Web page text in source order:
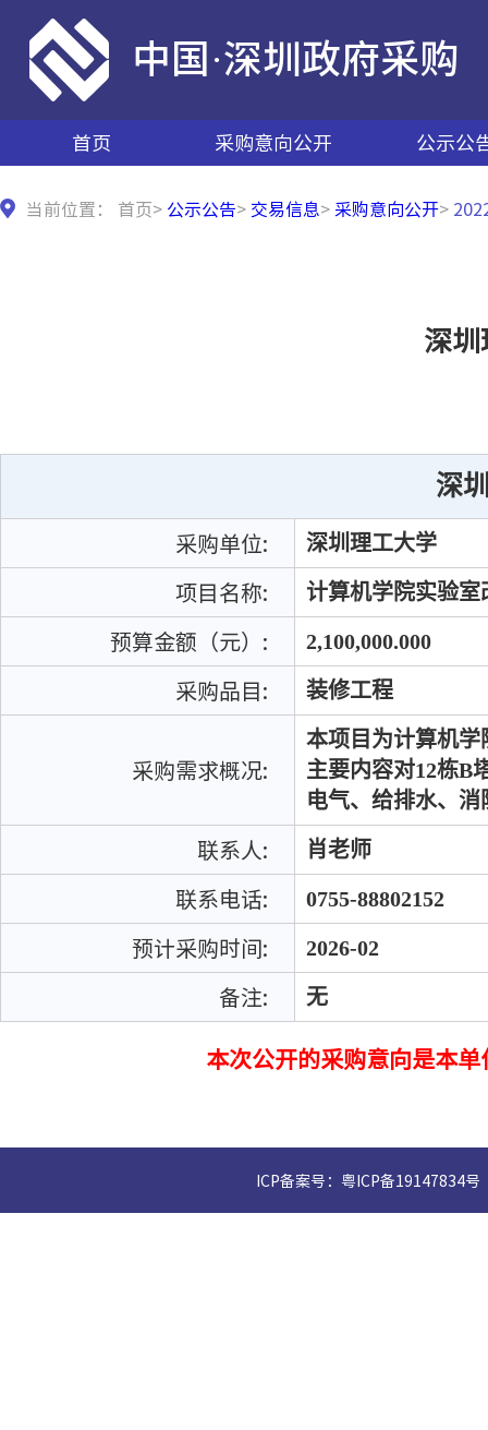
中国·深圳政府采购
首页 采购意向公开 公示公
当前位置： 首页> 公示公告> 交易信息>采购意向公开>
深
深
采购单位: 深圳理工大学
项目名称: 计算机学院实验室
预算金额（元）: 2,100,000.000
采购品目: 装修工程
采购需求概况:
本项目为计算机
主要内容对12栋B
电气、给排水、消
联系人: 肖老师
联系电话: 0755-88802152
预计采购时间: 2026-02
备注: 无
本次公开的采购意向是本
ICP备案号：粤ICP备19147834号